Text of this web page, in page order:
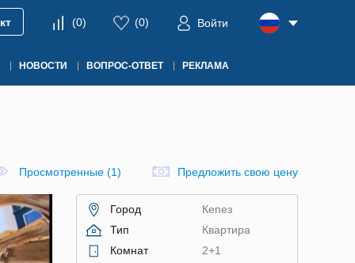
(0) (0) Войти
НОВОСТИ ВОПРОС-ОТВЕТ РЕКЛАМА
Просмотренные (1) Предложить свою цену
Город
Кепез
Тип
Квартира
Комнат
2+1